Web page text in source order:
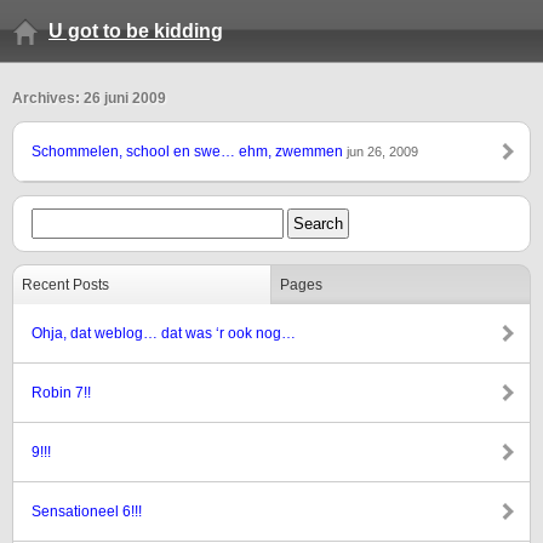
U got to be kidding
Archives: 26 juni 2009
Schommelen, school en swe… ehm, zwemmen jun 26, 2009
Recent Posts Pages
Ohja, dat weblog… dat was ‘r ook nog…
Robin 7!!
9!!!
Sensationeel 6!!!